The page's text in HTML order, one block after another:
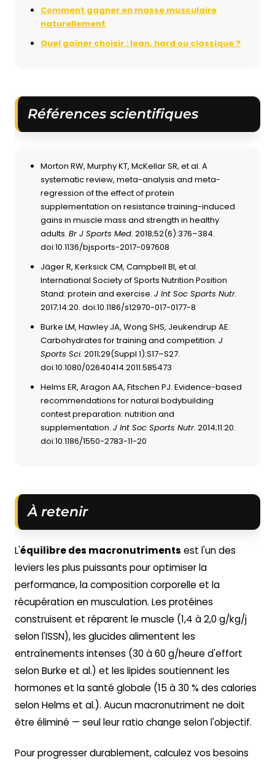
Comment gagner en masse musculaire
naturellement
Quel gainer choisir : lean, hard ou classique ?
Références scientifiques
Morton RW, Murphy KT, McKellar SR, et al. A
systematic review, meta-analysis and meta-
regression of the effect of protein
supplementation on resistance training-induced
gains in muscle mass and strength in healthy
adults. Br J Sports Med. 2018;52(6):376–384.
doi:10.1136/bjsports-2017-097608
Jäger R, Kerksick CM, Campbell BI, et al.
International Society of Sports Nutrition Position
Stand: protein and exercise. J Int Soc Sports Nutr.
2017;14:20. doi:10.1186/s12970-017-0177-8
Burke LM, Hawley JA, Wong SHS, Jeukendrup AE.
Carbohydrates for training and competition. J
Sports Sci. 2011;29(Suppl 1):S17–S27.
doi:10.1080/02640414.2011.585473
Helms ER, Aragon AA, Fitschen PJ. Evidence-based
recommendations for natural bodybuilding
contest preparation: nutrition and
supplementation. J Int Soc Sports Nutr. 2014;11:20.
doi:10.1186/1550-2783-11-20
À retenir
L'équilibre des macronutriments est l'un des
leviers les plus puissants pour optimiser la
performance, la composition corporelle et la
récupération en musculation. Les protéines
construisent et réparent le muscle (1,4 à 2,0 g/kg/j
selon l'ISSN), les glucides alimentent les
entraînements intenses (30 à 60 g/heure d'effort
selon Burke et al.) et les lipides soutiennent les
hormones et la santé globale (15 à 30 % des calories
selon Helms et al.). Aucun macronutriment ne doit
être éliminé — seul leur ratio change selon l'objectif.
Pour progresser durablement, calculez vos besoins